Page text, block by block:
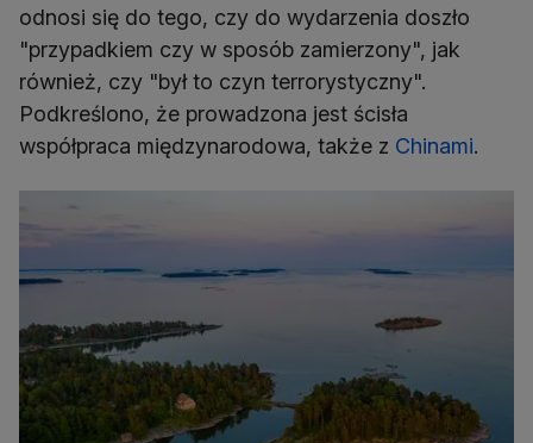
odnosi się do tego, czy do wydarzenia doszło
"przypadkiem czy w sposób zamierzony", jak
również, czy "był to czyn terrorystyczny".
Podkreślono, że prowadzona jest ścisła
współpraca międzynarodowa, także z Chinami.